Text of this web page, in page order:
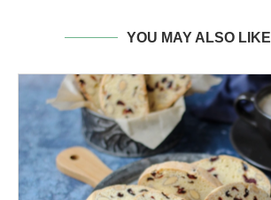
YOU MAY ALSO LIKE